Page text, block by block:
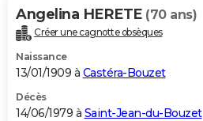
Angelina HERETE (70 ans)
Créer une cagnotte obsèques
Naissance
13/01/1909 à Castéra-Bouzet
Décès
14/06/1979 à Saint-Jean-du-Bouzet